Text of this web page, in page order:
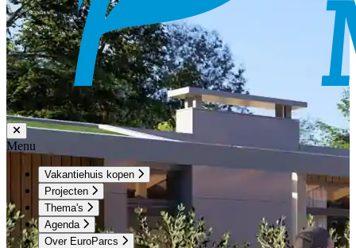
Menu
Vakantiehuis kopen
Projecten
Thema's
Agenda
Over EuroParcs